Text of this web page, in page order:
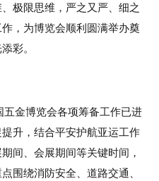
极限思维，严之又严、细之
，为博览会顺利圆满举办奠
彩。
金博览会各项筹备工作已进
升，结合平安护航亚运工作
间、会展期间等关键时间，
围绕消防安全、道路交通、